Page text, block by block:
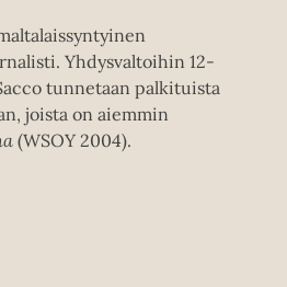
Yhdysvaltoihin 12-
tunnetaan palkituista
joista on aiemmin
(WSOY 2004).